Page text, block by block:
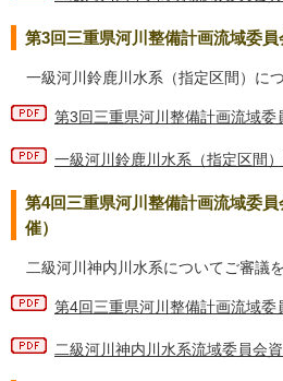
第3回三重県河川整備計画流域委員
一級河川鈴鹿川水系（指定区間）に
第3回三重県河川整備計画流域委
一級河川鈴鹿川水系（指定区間
第4回三重県河川整備計画流域委
催）
二級河川神内川水系についてご審議を
第4回三重県河川整備計画流域委
二級河川神内川水系流域委員会